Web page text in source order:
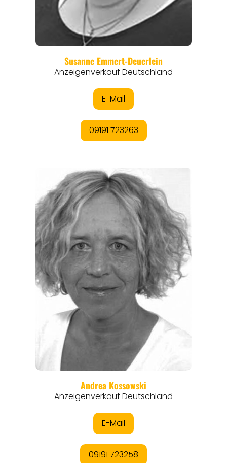
ORTE
EVENTS
REISEFÜHRER
REISEMAGAZINE
THEMEN
ANGEBOTE